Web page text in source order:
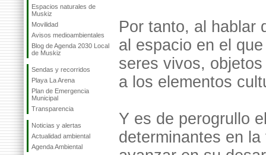
Espacios naturales de
Muskiz
Movilidad
Avisos medioambientales
Blog de Agenda 2030 Local
de Muskiz
Sendas y recorridos
Playa La Arena
Plan de Emergencia
Municipal
Transparencia
Noticias y alertas
Actualidad ambiental
Agenda Ambiental
Por tanto, al hablar
al espacio en el
seres vivos,
a los elementos
Y es de perogrullo
determinantes en